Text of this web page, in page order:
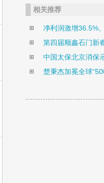
相关推荐
净利润激增36.5%
第四届顺鑫石门新
中国太保北京消保
楚秉杰加冕全球